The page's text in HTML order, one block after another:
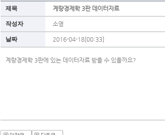
제목 계량경제학 3판 데이터자료
작성자 소영
날짜 2016-04-18[00:33]
계량경제학 3판에 있는 데이터자료 받을 수 있을까요?